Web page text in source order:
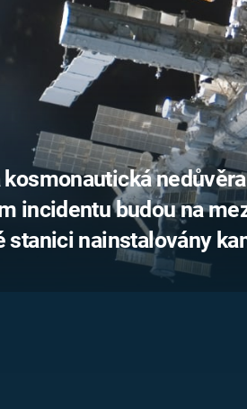
BRITSKÁ
KRÁLOVSKÁ
RODINA
incidentu budou na
stanici nainstalovány